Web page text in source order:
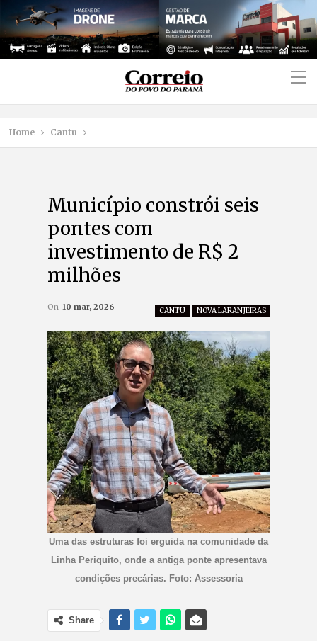
Home Cantu
Município constrói seis
pontes com
investimento de R$ 2
milhões
CANTU NOVA LARANJEIRAS
On 10 mar, 2026
Uma das estruturas foi erguida na comunidade da
Linha Periquito, onde a antiga ponte apresentava
condições precárias. Foto: Assessoria
Share